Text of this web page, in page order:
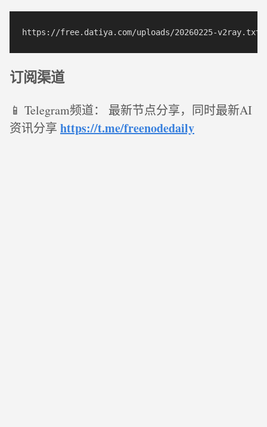
订阅渠道
📱 Telegram频道： 最新节点分享，同时最新AI
资讯分享 https://t.me/freenodedaily